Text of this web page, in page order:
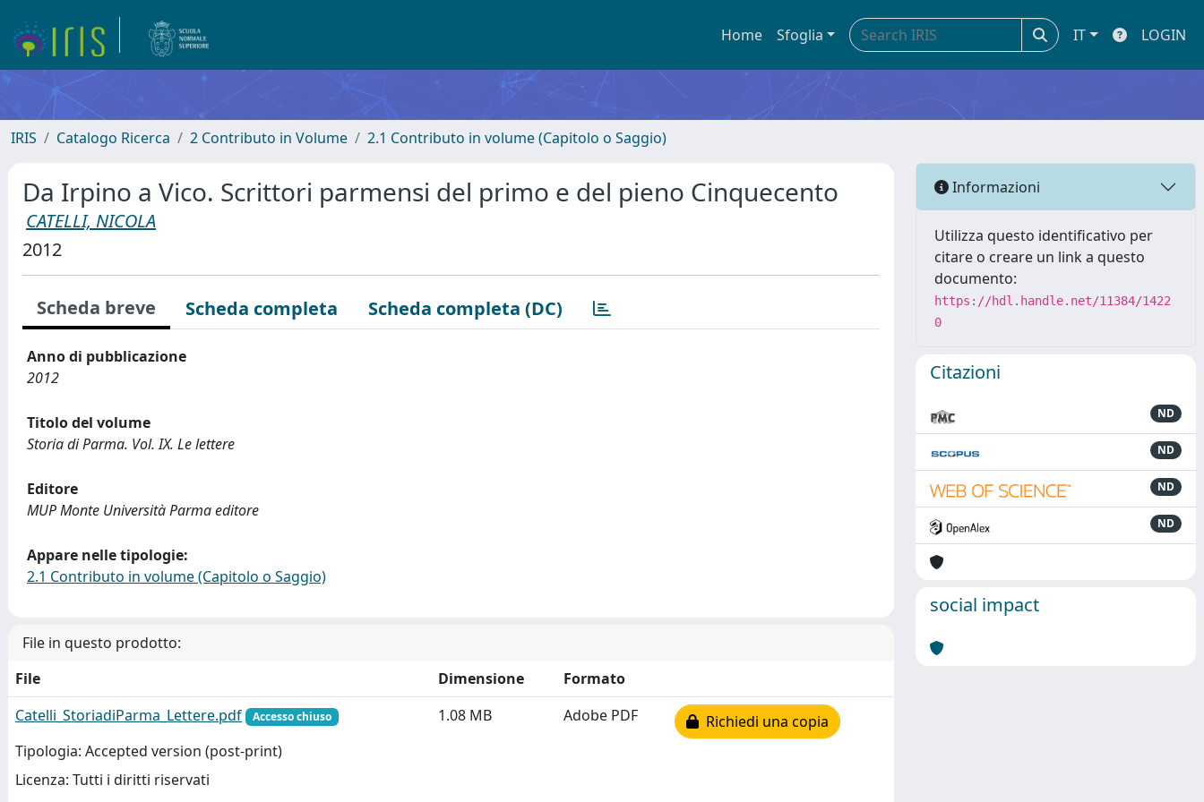
Home Sfoglia IT LOGIN
IRIS Catalogo Ricerca 2 Contributo in Volume 2.1 Contributo in volume (Capitolo o Saggio)
Da Irpino a Vico. Scrittori parmensi del primo e del pieno Cinquecento
CATELLI, NICOLA
2012
Scheda breve Scheda completa Scheda completa (DC)
Anno di pubblicazione
2012
Titolo del volume
Storia di Parma. Vol. IX. Le lettere
Editore
MUP Monte Università Parma editore
Appare nelle tipologie:
2.1 Contributo in volume (Capitolo o Saggio)
File in questo prodotto:
File
Dimensione
Formato
Catelli_StoriadiParma_Lettere.pdf
Accesso chiuso
Tipologia: Accepted version (post-print)
Licenza: Tutti i diritti riservati
1.08 MB Adobe PDF Richiedi una copia
Informazioni
Utilizza questo identificativo per
citare o creare un link a questo
documento:
https://hdl.handle.net/11384/1422
0
Citazioni
ND
ND
ND
ND
social impact